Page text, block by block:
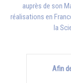
auprès de son
réalisations en
la
Afin